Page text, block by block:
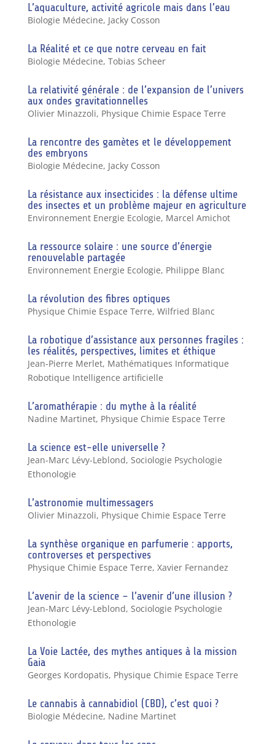
L’aquaculture, activité agricole mais dans l’eau
Biologie Médecine, Jacky Cosson
La Réalité et ce que notre cerveau en fait
Biologie Médecine, Tobias Scheer
La relativité générale : de l’expansion de l’univers
aux ondes gravitationnelles
Olivier Minazzoli, Physique Chimie Espace Terre
La rencontre des gamètes et le développement
des embryons
Biologie Médecine, Jacky Cosson
La résistance aux insecticides : la défense ultime
des insectes et un problème majeur en agriculture
Environnement Energie Ecologie, Marcel Amichot
La ressource solaire : une source d’énergie
renouvelable partagée
Environnement Energie Ecologie, Philippe Blanc
La révolution des fibres optiques
Physique Chimie Espace Terre, Wilfried Blanc
La robotique d’assistance aux personnes fragiles :
les réalités, perspectives, limites et éthique
Jean-Pierre Merlet, Mathématiques Informatique
Robotique Intelligence artificielle
L’aromathérapie : du mythe à la réalité
Nadine Martinet, Physique Chimie Espace Terre
La science est-elle universelle ?
Jean-Marc Lévy-Leblond, Sociologie Psychologie
Ethonologie
L’astronomie multimessagers
Olivier Minazzoli, Physique Chimie Espace Terre
La synthèse organique en parfumerie : apports,
controverses et perspectives
Physique Chimie Espace Terre, Xavier Fernandez
L’avenir de la science – l’avenir d’une illusion ?
Jean-Marc Lévy-Leblond, Sociologie Psychologie
Ethonologie
La Voie Lactée, des mythes antiques à la mission
Gaia
Georges Kordopatis, Physique Chimie Espace Terre
Le cannabis à cannabidiol (CBD), c’est quoi ?
Biologie Médecine, Nadine Martinet